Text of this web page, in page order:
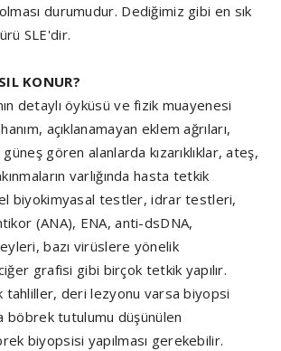
durumudur. Dediğimiz gibi en sık
SLE'dir.
KONUR?
detaylı öyküsü ve fizik muayenesi
açıklanamayan eklem ağrıları,
gören alanlarda kızarıklıklar, ateş,
varlığında hasta tetkik
biyokimyasal testler, idrar testleri,
(ANA), ENA, anti-dsDNA,
bazı virüslere yönelik
grafisi gibi birçok tetkik yapılır.
tahliller, deri lezyonu varsa biyopsi
böbrek tutulumu düşünülen
biyopsisi yapılması gerekebilir.